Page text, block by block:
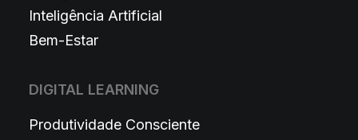
Inteligência Artificial
Bem-Estar
DIGITAL LEARNING
Produtividade Consciente